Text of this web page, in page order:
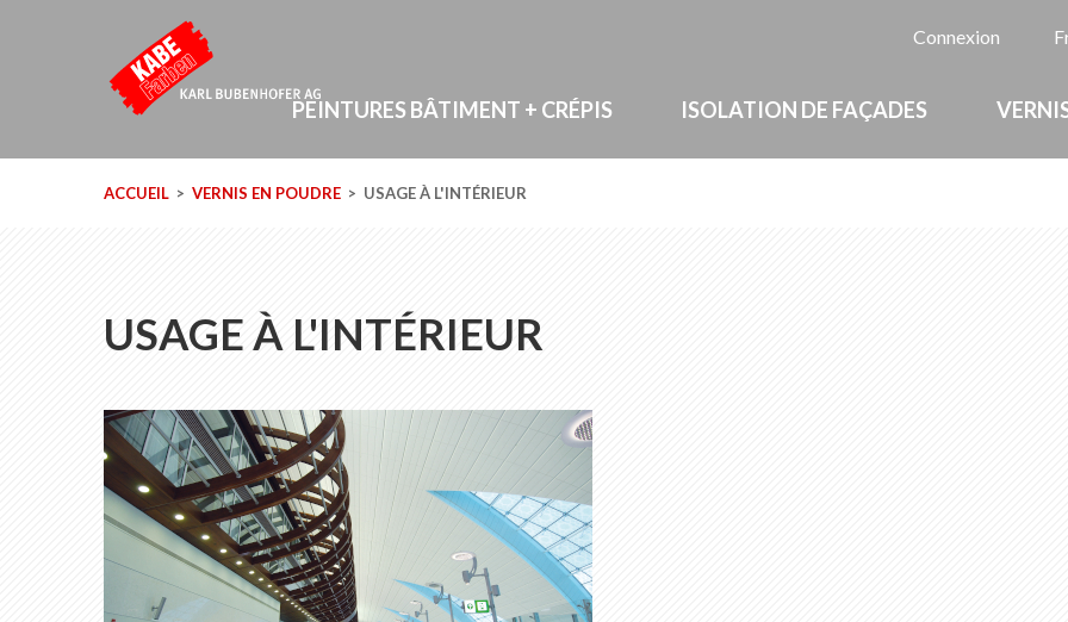
Connexion
PEINTURES BÂTIMENT + CRÉPIS ISOLATION DE FAÇADES
ACCUEIL VERNIS EN POUDRE USAGE À L'INTÉRIEUR
USAGE À L'INTÉRIEUR